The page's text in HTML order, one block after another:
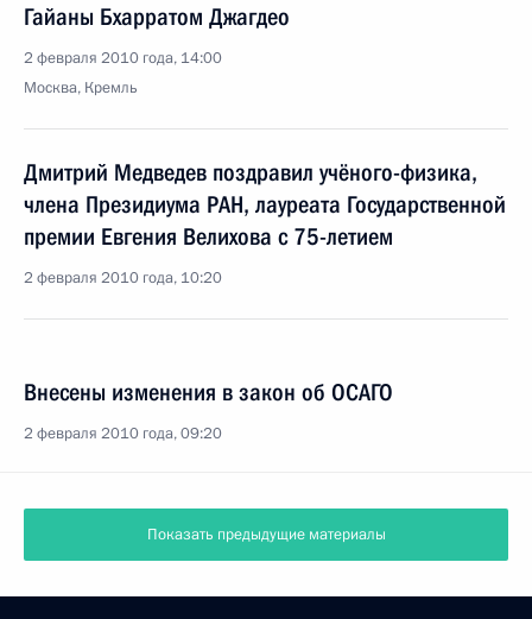
Гайаны Бхарратом Джагдео
2 февраля 2010 года, 14:00
Москва, Кремль
Дмитрий Медведев поздравил учёного-физика,
члена Президиума РАН, лауреата Государственной
премии Евгения Велихова с 75-летием
2 февраля 2010 года, 10:20
Внесены изменения в закон об ОСАГО
2 февраля 2010 года, 09:20
Показать предыдущие материалы